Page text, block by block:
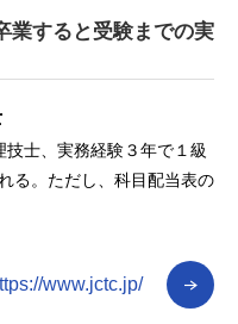
業すると受験までの実
士、実務経験３年で１級
る。ただし、科目配当表の
www.jctc.jp/